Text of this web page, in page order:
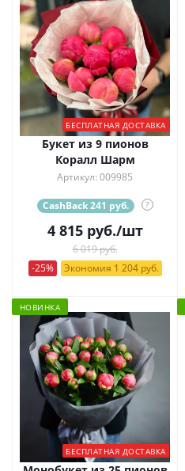
БЕСПЛАТНАЯ ДОСТАВКА
Букет из 9 пионов
Коралл Шарм
Артикул: 009985
CashBack 241 руб. ?
4 815руб./шт
6 019 руб.
-25%
Экономия 1 204 руб.
НОВИНКА
БЕСПЛАТНАЯ ДОСТАВКА